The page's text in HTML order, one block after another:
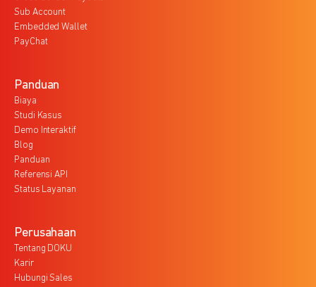
Sub Account
Embedded Wallet
PayChat
Panduan
Biaya
Studi Kasus
Demo Interaktif
Blog
Panduan
Referensi API
Status Layanan
Perusahaan
Tentang DOKU
Karir
Hubungi Sales